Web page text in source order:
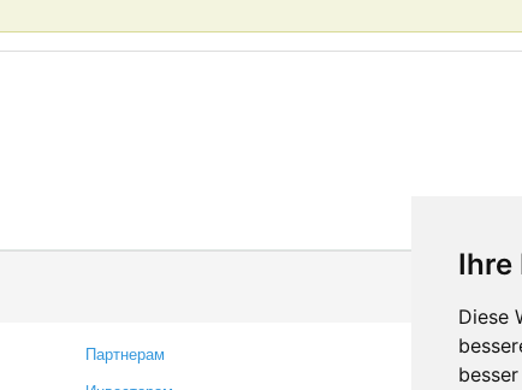
Ihre
Diese
Партнерам
Контакты